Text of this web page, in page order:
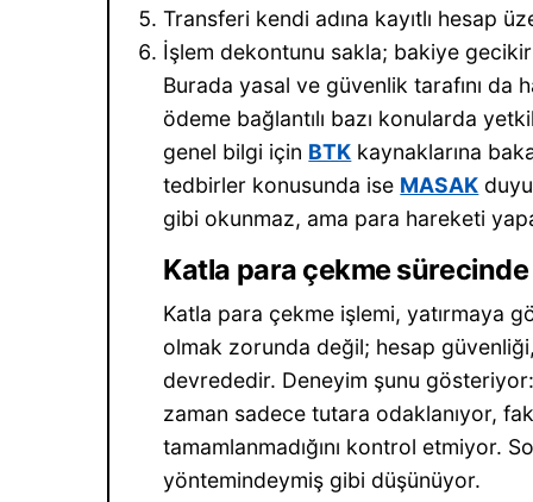
Transferi kendi adına kayıtlı hesap
İşlem dekontunu sakla; bakiye
Burada yasal ve güvenlik tarafını da
ödeme bağlantılı bazı konularda
genel bilgi için BTK kaynaklarına
tedbirler konusunda ise MASAK
gibi okunmaz, ama para hareketi
Katla para çekme
Katla para çekme işlemi, yatırmaya
olmak zorunda değil; hesap güvenliği,
devrededir. Deneyim şunu
zaman sadece tutara odaklanıyor,
tamamlanmadığını kontrol etmiyor.
yöntemindeymiş gibi düşünüyor.